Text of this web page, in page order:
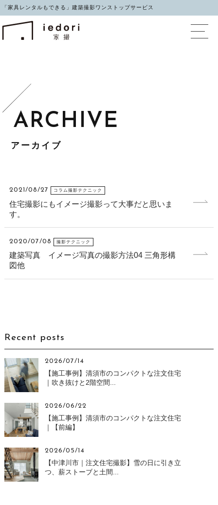
「家具レンタルもできる」建築撮影ワンストップサービス
イエドリ（家撮）家
アーカイブ
2021/08/27 コラム撮影テクニック
住宅撮影にもイメージ撮影って大事だと思いま
す。
2020/07/08 撮影テクニック
建築写真 イメージ写真の撮影方法04 三角形構
図他
Recent posts
2026/07/14
【施工事例】清須市のコンパクトな注文住宅
｜吹き抜けと2階空間...
2026/06/22
【施工事例】清須市のコンパクトな注文住宅
｜【前編】
2026/05/14
【中津川市｜注文住宅撮影】雪の日に引き立
つ、薪ストーブと土間...